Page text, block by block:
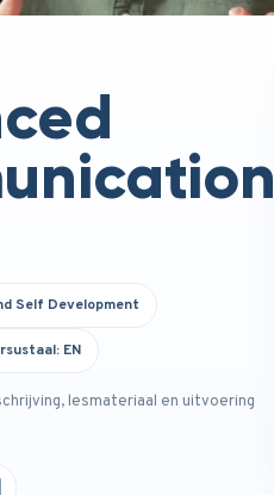
Self Development
EN
lesmateriaal en uitvoering